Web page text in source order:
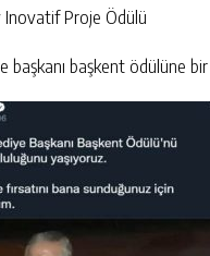
Inovatif Proje Ödülü
başkanı başkent ödülüne bir